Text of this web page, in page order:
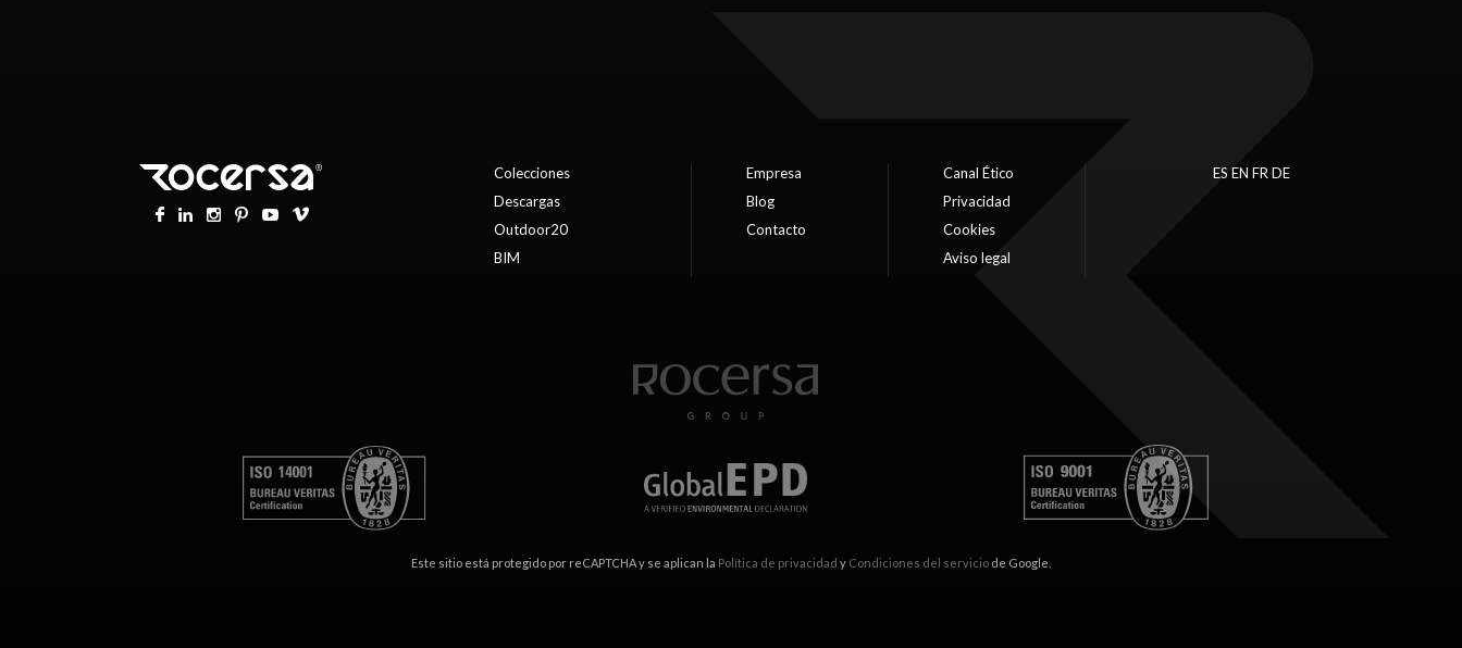
Colecciones
Descargas
Outdoor20
BIM
Empresa
Blog
Contacto
Canal Ético
Privacidad
Cookies
Aviso legal
ES EN FRDE
Este sitio está protegido por reCAPTCHA y se aplican la Política de privacidad y Condiciones del servicio de Google.